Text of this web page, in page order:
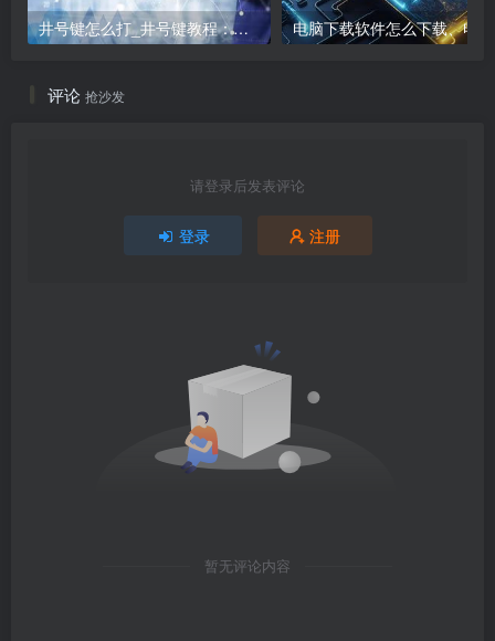
井号键怎么打_井号键教程：打出#的方法
评论 抢沙发
请登录后发表评论
登录 注册
暂无评论内容